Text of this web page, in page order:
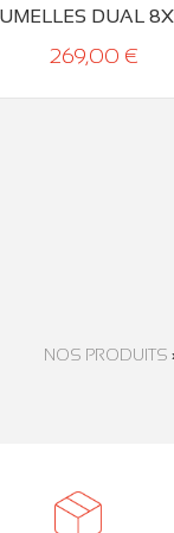
NOS PRODUITS
DUAL
269,00 €